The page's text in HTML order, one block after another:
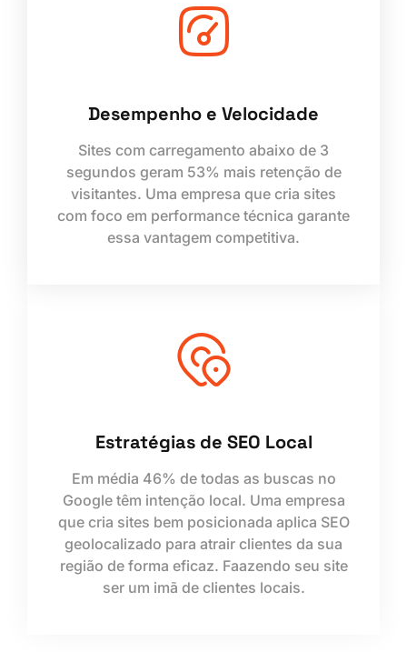
Desempenho e Velocidade
Sites com carregamento abaixo de 3
segundos geram 53% mais retenção de
visitantes. Uma empresa que cria sites
com foco em performance técnica garante
essa vantagem competitiva.
Estratégias de SEO Local
Em média 46% de todas as buscas no
Google têm intenção local. Uma empresa
que cria sites bem posicionada aplica SEO
geolocalizado para atrair clientes da sua
região de forma eficaz. Faazendo seu site
ser um imã de clientes locais.